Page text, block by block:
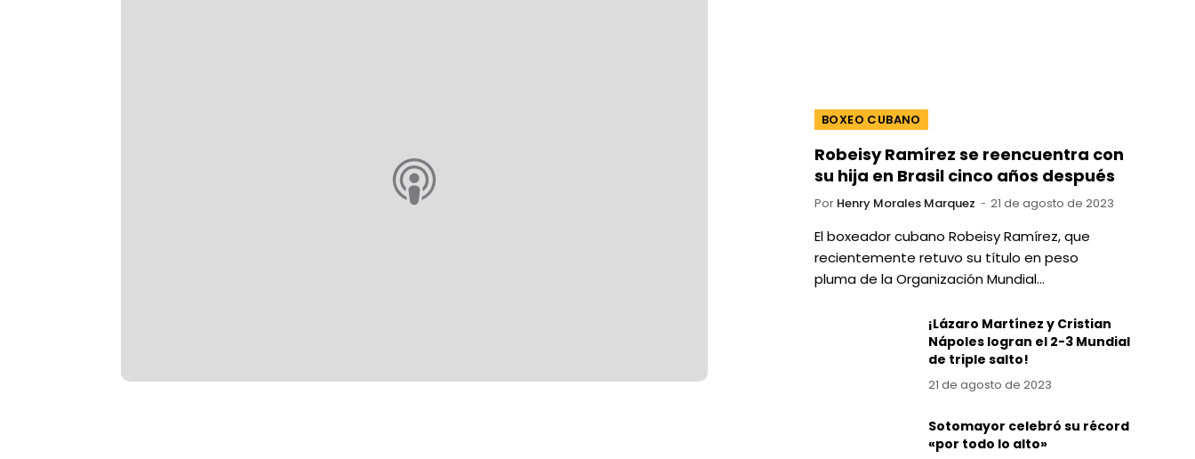
BOXEO CUBANO
Robeisy Ramírez se reencuentra con
su hija en Brasil cinco años después
Por Henry Morales Marquez 21 de agosto de 2023
El boxeador cubano Robeisy Ramírez, que
recientemente retuvo su título en peso
pluma de la Organización Mundial…
¡Lázaro Martínez y Cristian
Nápoles logran el 2-3 Mundial
de triple salto!
21 de agosto de 2023
Sotomayor celebró su récord
«por todo lo alto»